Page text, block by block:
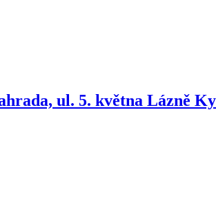
ul. 5. května Lázně